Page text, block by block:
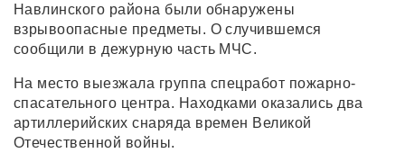
Навлинского района были обнаружены
взрывоопасные предметы. О случившемся
сообщили в дежурную часть МЧС.
На место выезжала группа спецработ пожарно-
спасательного центра. Находками оказались два
артиллерийских снаряда времен Великой
Отечественной войны.